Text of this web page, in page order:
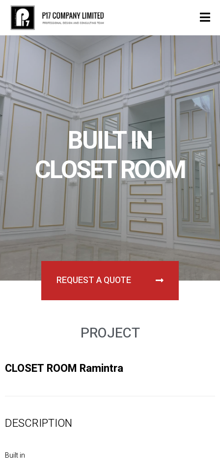
BUILT IN
CLOSET ROOM
REQUEST A QUOTE
PROJECT
CLOSET ROOM Ramintra
DESCRIPTION
Built in